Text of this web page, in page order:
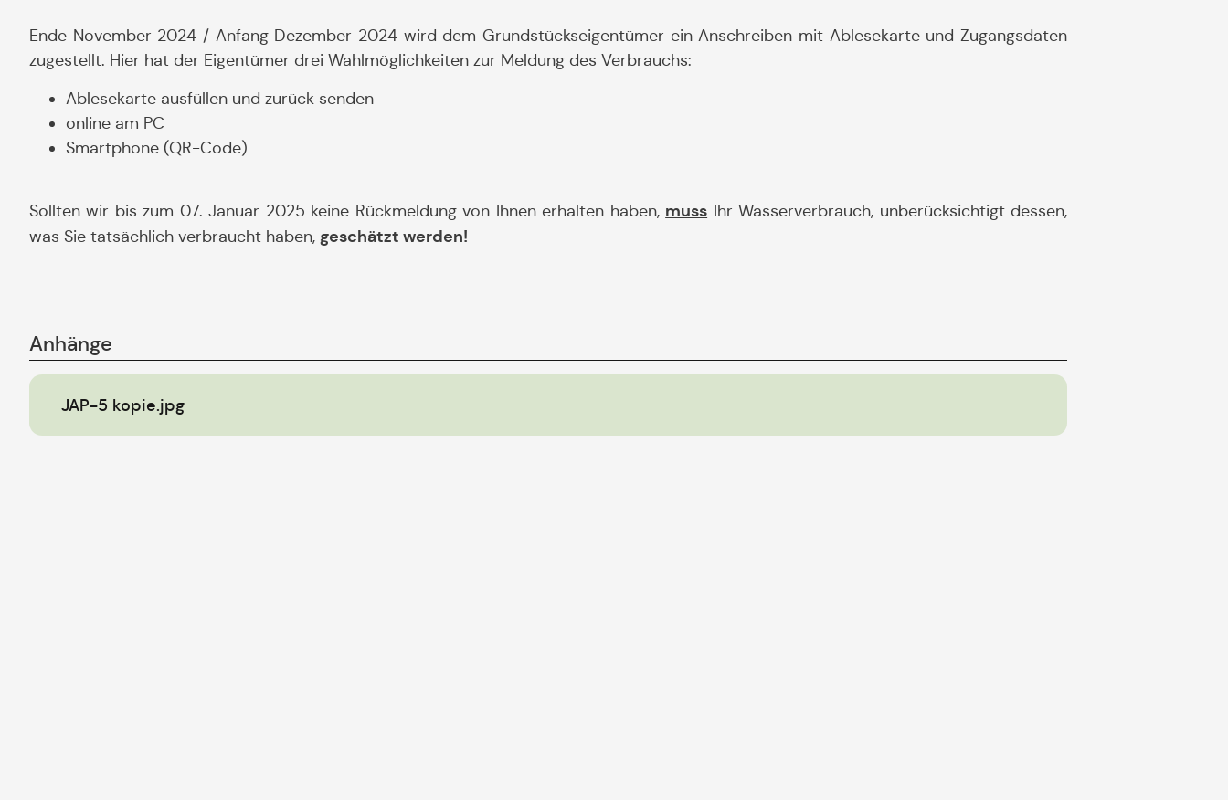
Ende November 2024 / Anfang Dezember 2024 wird dem Grundstückseigentümer ein Anschreiben mit Ablesekarte und Zugangsdaten
zugestellt. Hier hat der Eigentümer drei Wahlmöglichkeiten zur Meldung des Verbrauchs:
Ablesekarte ausfüllen und zurück senden
online am PC
Smartphone (QR-Code)
Sollten wir bis zum 07. Januar 2025 keine Rückmeldung von Ihnen erhalten haben, muss Ihr Wasserverbrauch, unberücksichtigt dessen,
was Sie tatsächlich verbraucht haben, geschätzt werden!
Anhänge
JAP-5 kopie.jpg